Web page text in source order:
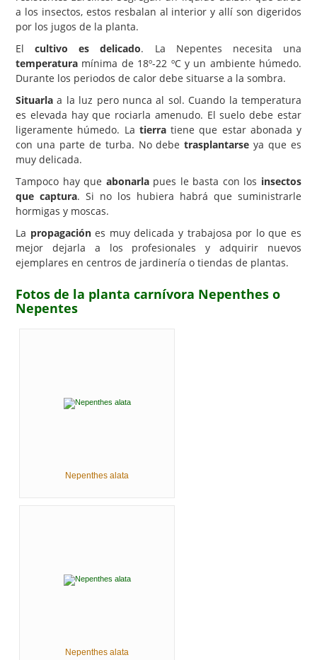
Cactus y Suculentas
a los insectos, estos resbalan al interior y allí son digeridos
por los jugos de la planta.
Elcultivo es delicado. La Nepentes necesita una
temperatura mínima de 18º-22 ºC y un ambiente húmedo.
Durante los periodos de calor debe situarse a la sombra.
Situarla a la luz pero nunca al sol. Cuando la temperatura
es elevada hay que rociarla amenudo. El suelo debe estar
ligeramente húmedo. La tierratiene que estar abonada y
con una parte de turba. No debetrasplantarse ya que es
muy delicada.
Tampoco hay que abonarlapues le basta con los insectos
que captura. Si no los hubiera habrá que suministrarle
hormigas y moscas.
La propagaciónes muy delicada y trabajosa por lo que es
mejor dejarla a los profesionales y adquirir nuevos
ejemplares en centros de jardinería o tiendas de plantas.
Fotos de la planta carnívora Nepenthes o
Nepentes
Nepenthes alata
Nepenthes alata